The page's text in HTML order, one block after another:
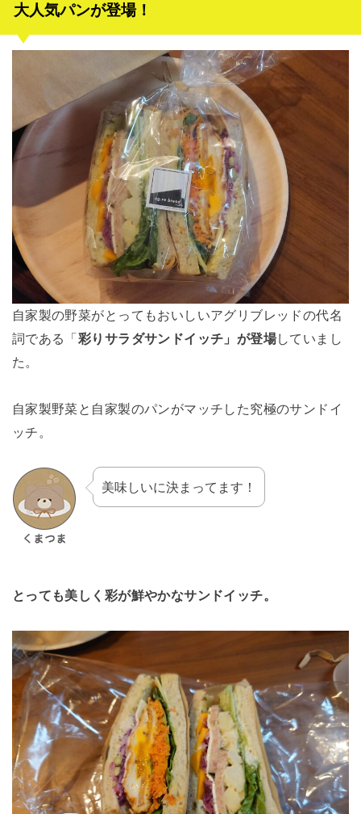
大人気パンが登場！
自家製の野菜がとってもおいしいアグリブレッドの代名
詞である「彩りサラダサンドイッチ」が登場していまし
た。
自家製野菜と自家製のパンがマッチした究極のサンドイ
ッチ。
美味しいに決まってます！
とっても美しく彩が鮮やかなサンドイッチ。